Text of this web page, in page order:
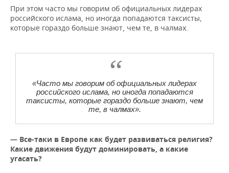
При этом часто мы говорим об официальных лидерах
российского ислама, но иногда попадаются таксисты,
которые гораздо больше знают, чем те, в чалмах.
«Часто мы говорим об официальных лидерах
российского ислама, но иногда попадаются
таксисты, которые гораздо больше знают, чем
те, в чалмах».
— Все-таки в Европе как будет развиваться религия?
Какие движения будут доминировать, а какие
угасать?